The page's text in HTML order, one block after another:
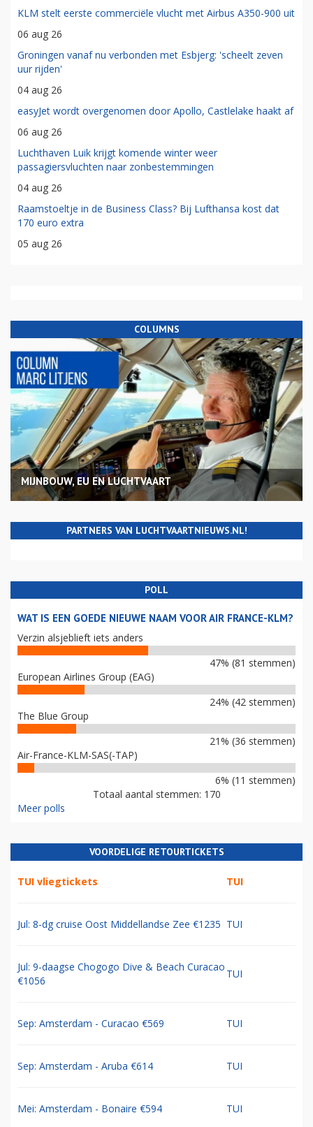
KLM stelt eerste commerciële vlucht met Airbus A350-900 uit
06 aug 26
Groningen vanaf nu verbonden met Esbjerg: 'scheelt zeven
uur rijden'
04 aug 26
easyJet wordt overgenomen door Apollo, Castlelake haakt af
06 aug 26
Luchthaven Luik krijgt komende winter weer
passagiersvluchten naar zonbestemmingen
04 aug 26
Raamstoeltje in de Business Class? Bij Lufthansa kost dat
170 euro extra
05 aug 26
COLUMNS
MIJNBOUW, EU EN LUCHTVAART
PARTNERS VAN LUCHTVAARTNIEUWS.NL!
POLL
WAT IS EEN GOEDE NIEUWE NAAM VOOR AIR FRANCE-KLM?
Verzin alsjeblieft iets anders
47% (81 stemmen)
European Airlines Group (EAG)
24% (42 stemmen)
The Blue Group
21% (36 stemmen)
Air-France-KLM-SAS(-TAP)
6% (11 stemmen)
Totaal aantal stemmen: 170
Meer polls
VOORDELIGE RETOURTICKETS
TUI vliegtickets TUI
Jul: 8-dg cruise Oost Middellandse Zee €1235 TUI
Jul: 9-daagse Chogogo Dive & Beach Curacao
€1056
TUI
Sep: Amsterdam - Curacao €569 TUI
Sep: Amsterdam - Aruba €614 TUI
Mei: Amsterdam - Bonaire €594 TUI